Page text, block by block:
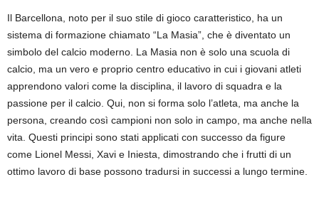
Il Barcellona, noto per il suo stile di gioco caratteristico, ha un
sistema di formazione chiamato “La Masia”, che è diventato un
simbolo del calcio moderno. La Masia non è solo una scuola di
calcio, ma un vero e proprio centro educativo in cui i giovani atleti
apprendono valori come la disciplina, il lavoro di squadra e la
passione per il calcio. Qui, non si forma solo l’atleta, ma anche la
persona, creando così campioni non solo in campo, ma anche nella
vita. Questi principi sono stati applicati con successo da figure
come Lionel Messi, Xavi e Iniesta, dimostrando che i frutti di un
ottimo lavoro di base possono tradursi in successi a lungo termine.